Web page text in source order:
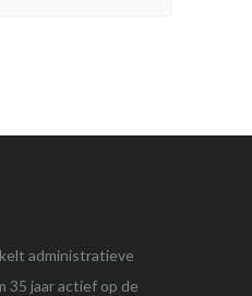
administratieve
35 jaar actief op de